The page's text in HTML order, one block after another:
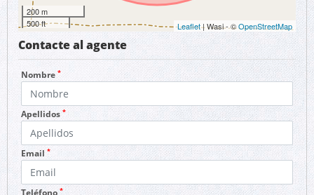
200 m
500 ft
Leaflet| Wasi - ©OpenStreetMap
Contacte al agente
Nombre *
Apellidos *
Email *
Teléfono *